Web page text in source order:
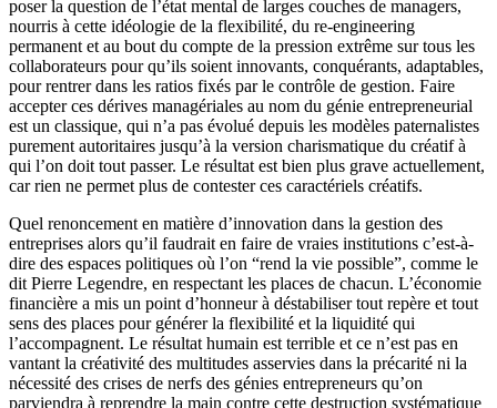
poser la question de l’état mental de larges couches de managers,
nourris à cette idéologie de la flexibilité, du re-engineering
permanent et au bout du compte de la pression extrême sur tous les
collaborateurs pour qu’ils soient innovants, conquérants, adaptables,
pour rentrer dans les ratios fixés par le contrôle de gestion. Faire
accepter ces dérives managériales au nom du génie entrepreneurial
est un classique, qui n’a pas évolué depuis les modèles paternalistes
purement autoritaires jusqu’à la version charismatique du créatif à
qui l’on doit tout passer. Le résultat est bien plus grave actuellement,
car rien ne permet plus de contester ces caractériels créatifs.
Quel renoncement en matière d’innovation dans la gestion des
entreprises alors qu’il faudrait en faire de vraies institutions c’est-à-
dire des espaces politiques où l’on “rend la vie possible”, comme le
dit Pierre Legendre, en respectant les places de chacun. L’économie
financière a mis un point d’honneur à déstabiliser tout repère et tout
sens des places pour générer la flexibilité et la liquidité qui
l’accompagnent. Le résultat humain est terrible et ce n’est pas en
vantant la créativité des multitudes asservies dans la précarité ni la
nécessité des crises de nerfs des génies entrepreneurs qu’on
parviendra à reprendre la main contre cette destruction systématique